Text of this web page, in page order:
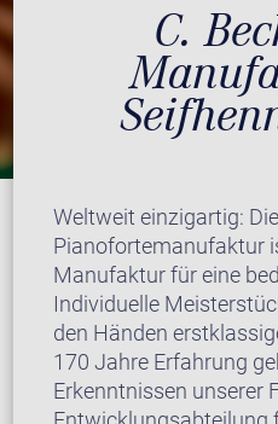
C.
Weltweit einzigartig:
Pianofortemanufaktur
Manufaktur für eine
Individuelle
den Händen
170 Jahre Erfahrung
Erkenntnissen unserer